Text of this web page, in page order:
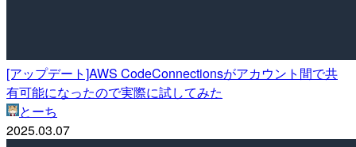
[アップデート]AWS CodeConnectionsがアカウント間で共
有可能になったので実際に試してみた
とーち
2025.03.07